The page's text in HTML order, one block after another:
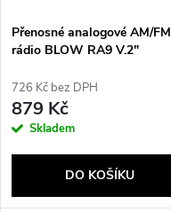
Přenosné analogové AM/FM
rádio BLOW RA9 V.2"
726 Kč bez DPH
879 Kč
Skladem
DO KOŠÍKU